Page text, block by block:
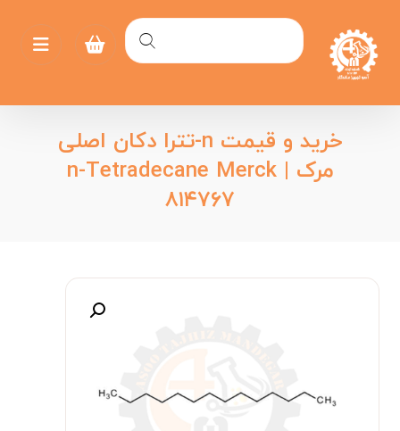
خرید و قیمت n-تترا دکان اصلی
مرک | n-Tetradecane Merck
۸۱۴۷۶۷